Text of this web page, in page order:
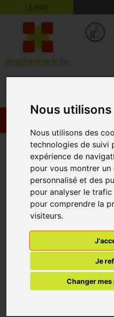
Nous
Nous utilisons des
technologies de suivi
expérience de
pour vous montrer un
personnalisé et des
pour analyser le
pour comprendre la
visiteurs.
Je
Changer
LE MAG’
Fitobalm 50 Ml